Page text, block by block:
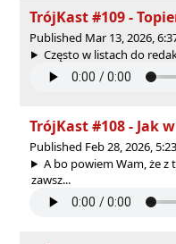
TrójKast #109 -
Published Mar 13, 2026,
Często w listach do
TrójKast #108 - Jak
Published Feb 28, 2026,
A bo powiem Wam, że
zawsz...